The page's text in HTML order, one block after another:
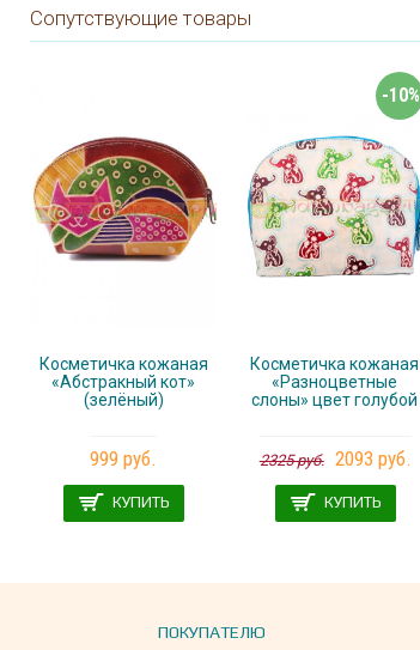
Сопутствующие товары
Косметичка кожаная
«Абстракный кот»
(зелёный)
999 руб.
КУПИТЬ
-10%
Косметичка кожаная
«Разноцветные
слоны» цвет голубой
2325 руб. 2093 руб.
КУПИТЬ
ПОКУПАТЕЛЮ